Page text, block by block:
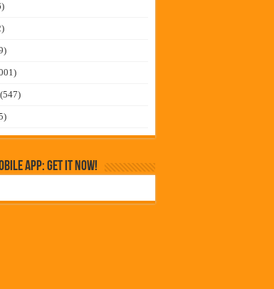
(547)
App: Get it Now!